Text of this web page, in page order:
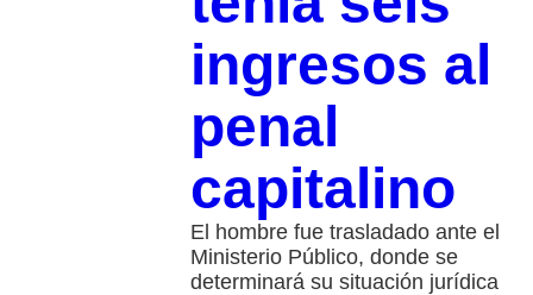
ingresos al
penal
capitalino
El hombre fue trasladado ante el
Ministerio Público, donde se
determinará su situación jurídica